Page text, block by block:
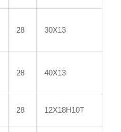
28 30Х13
28 40Х13
28 12Х18Н10Т